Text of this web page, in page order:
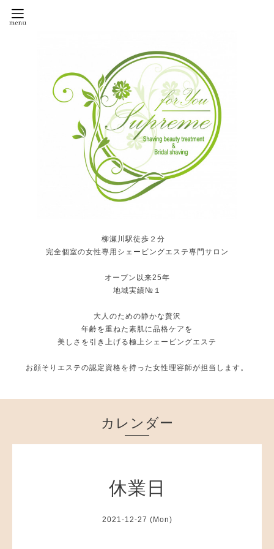
柳瀬川駅徒歩２分
完全個室の女性専用シェービングエステ専門サロン
オープン以来25年
地域実績№１
大人のための静かな贅沢
年齢を重ねた素肌に品格ケアを
美しさを引き上げる極上シェービングエステ
お顔そりエステの認定資格を持った女性理容師が担当します。
カレンダー
休業日
2021-12-27 (Mon)